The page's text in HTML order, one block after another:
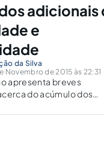
adicionais
e
da Silva
Novembro de 2015 às 22:31
apresenta breves
do acúmulo dos
entendimento do